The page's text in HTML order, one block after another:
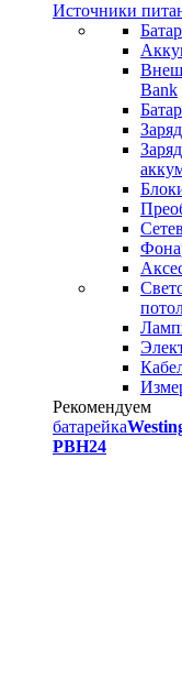
Источники
Bank
Рекомендуем
батарейка
PBH24